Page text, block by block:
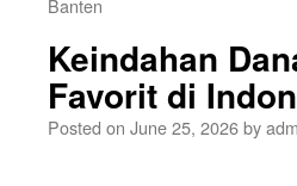
Banten
Keindahan
Favorit di
Posted on June 25, 2026by